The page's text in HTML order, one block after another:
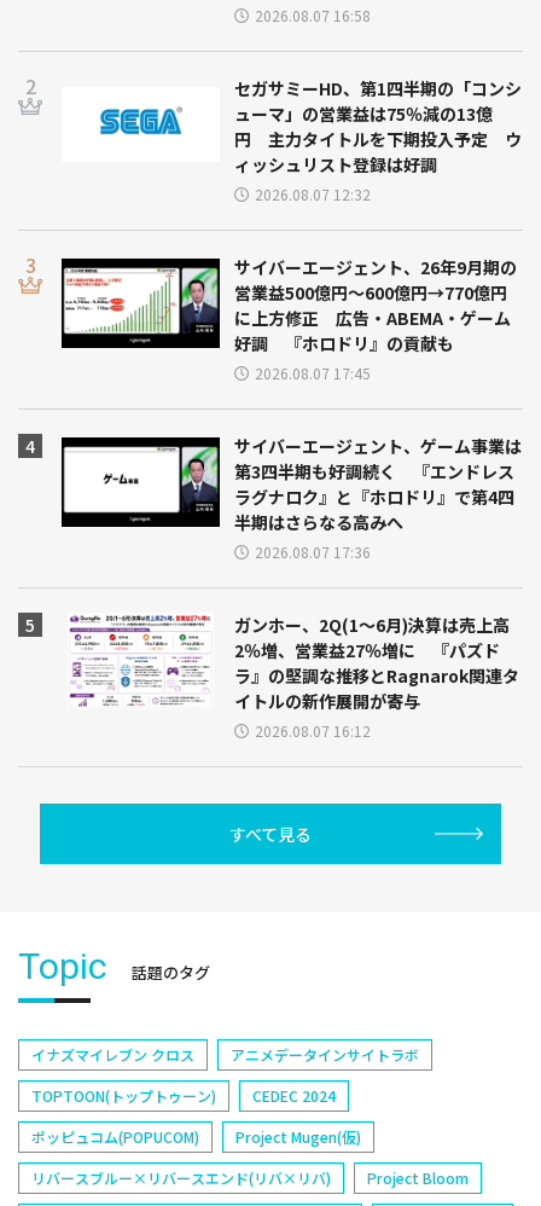
2026.08.07 16:58
セガサミーHD、第1四半期の「コンシ
ューマ」の営業益は75％減の13億
円 主力タイトルを下期投入予定 ウ
ィッシュリスト登録は好調
2026.08.07 12:32
サイバーエージェント、26年9月期の
営業益500億円～600億円→770億円
に上方修正 広告・ABEMA・ゲーム
好調 『ホロドリ』の貢献も
2026.08.07 17:45
サイバーエージェント、ゲーム事業は
第3四半期も好調続く 『エンドレス
ラグナロク』と『ホロドリ』で第4四
半期はさらなる高みへ
2026.08.07 17:36
ガンホー、2Q(1～6月)決算は売上高
2％増、営業益27％増に 『パズド
ラ』の堅調な推移とRagnarok関連タ
イトルの新作展開が寄与
2026.08.07 16:12
すべて見る
Topic 話題のタグ
イナズマイレブン クロス
アニメデータインサイトラボ
TOPTOON(トップトゥーン)
CEDEC 2024
ポッピュコム(POPUCOM)
Project Mugen(仮)
リバースブルー×リバースエンド(リバ×リバ)
Project Bloom